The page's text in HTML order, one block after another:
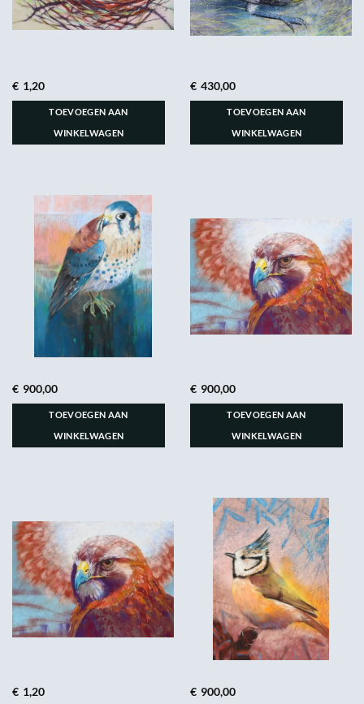
€ 1,20
TOEVOEGEN AAN
WINKELWAGEN
€ 430,00
TOEVOEGEN AAN
WINKELWAGEN
€ 900,00
TOEVOEGEN AAN
WINKELWAGEN
€ 900,00
TOEVOEGEN AAN
WINKELWAGEN
€ 1,20 € 900,00